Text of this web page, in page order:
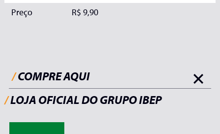
Preço
R$ 9,90
/COMPRE AQUI
/LOJA OFICIAL DO GRUPO IBEP